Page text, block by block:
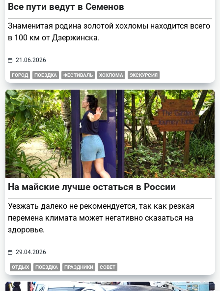
Все пути ведут в Семенов
Знаменитая родина золотой хохломы находится всего
в 100 км от Дзержинска.
21.06.2026
ГОРОД ПОЕЗДКА ФЕСТИВАЛЬ ХОХЛОМА ЭКСКУРСИЯ
На майские лучше остаться в России
Уезжать далеко не рекомендуется, так как резкая
перемена климата может негативно сказаться на
здоровье.
29.04.2026
ОТДЫХ ПОЕЗДКА ПРАЗДНИКИ СОВЕТ